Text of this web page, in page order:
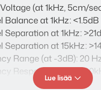
(at 1kHz, 5cm/
Balance at 1kHz: <1.5dB
Separation at 1kHz:
Separation at 15kHz:
Range (at -3dB): 20
Response 20Hz –
Ability at 315Hz: 70?m
Lue lisää